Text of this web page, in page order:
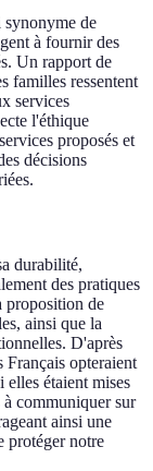
synonyme de
à fournir des
Un rapport de
familles ressentent
services
l'éthique
proposés et
décisions
durabilité,
des pratiques
proposition de
ainsi que la
D'après
Français opteraient
elles étaient mises
à communiquer sur
ainsi une
protéger notre